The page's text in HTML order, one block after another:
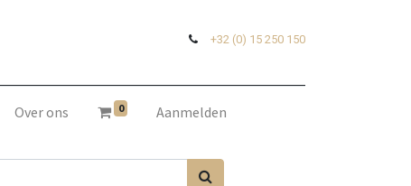
+32 (0) 15 250 150
Over ons 0 Aanmelden